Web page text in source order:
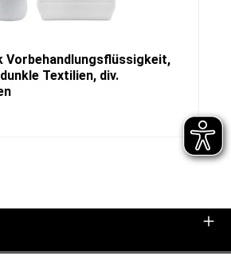
Vorbehandlungsflüssigkeit,
Textilien, div.